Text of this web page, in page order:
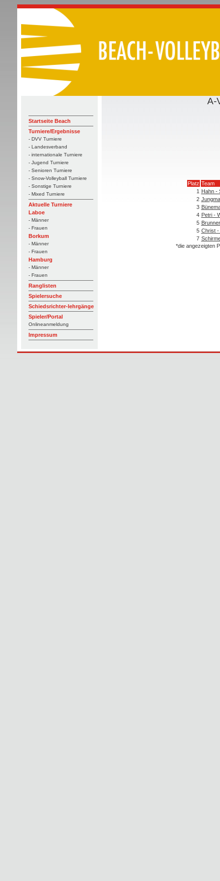
Startseite Beach
Turniere/Ergebnisse
- DVV Turniere
- Landesverband
- internationale Turniere
- Jugend Turniere
- Senioren Turniere
- Snow-Volleyball Turniere
- Sonstige Turniere
- Mixed Turniere
Aktuelle Turniere
Laboe
- Männer
- Frauen
Borkum
- Männer
- Frauen
Hamburg
- Männer
- Frauen
Ranglisten
Spielersuche
Schiedsrichter-lehrgänge
Spieler/Portal
Onlineanmeldung
Impressum
A-
Platz Team
1 Hahn -
2
3
4 Petri -
5
5 Christ -
7
*die angezeigten